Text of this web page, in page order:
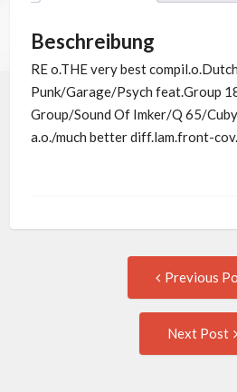
Beschreibung
RE o.THE very best
Punk/Garage/Psych feat.Group
Group/Sound Of Imker/Q 65/
a.o./much better diff.lam.front-
navigation
Previous
Next Post